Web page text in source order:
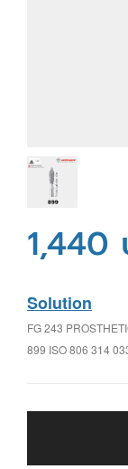
1,440
Solution
FG 243
899 ISO 806 314